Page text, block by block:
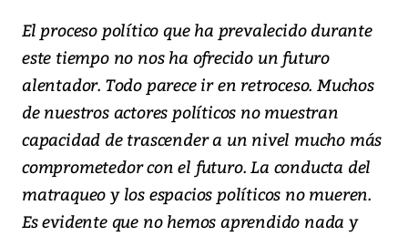
El proceso político que ha prevalecido durante
este tiempo no nos ha ofrecido un futuro
alentador. Todo parece ir en retroceso. Muchos
de nuestros actores políticos no muestran
capacidad de trascender a un nivel mucho más
comprometedor con el futuro. La conducta del
matraqueo y los espacios políticos no mueren.
Es evidente que no hemos aprendido nada y